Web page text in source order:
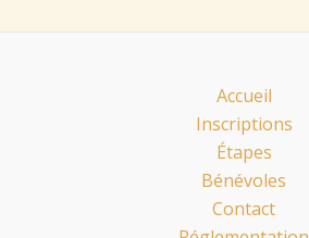
Accueil
Inscriptions
Étapes
Bénévoles
Contact